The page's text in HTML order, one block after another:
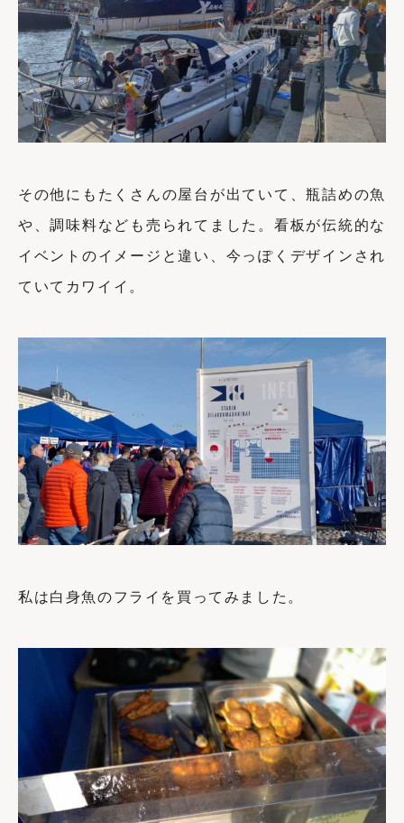
その他にもたくさんの屋台が出ていて、瓶詰めの魚
や、調味料なども売られてました。看板が伝統的な
イベントのイメージと違い、今っぽくデザインされ
ていてカワイイ。
私は白身魚のフライを買ってみました。